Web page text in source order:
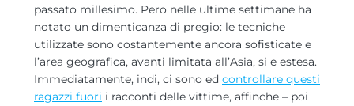
passato millesimo. Pero nelle ultime settimane ha
notato un dimenticanza di pregio: le tecniche
utilizzate sono costantemente ancora sofisticate e
l’area geografica, avanti limitata all’Asia, si e estesa.
Immediatamente, indi, ci sono ed controllare questi
ragazzi fuori i racconti delle vittime, affinche – poi